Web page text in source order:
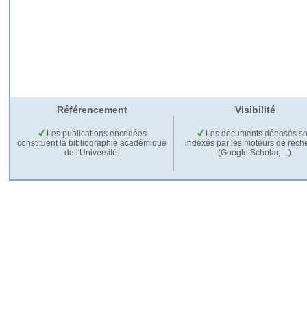
Référencement Visibilité
Les publications encodées
constituent la bibliographie académique
de l'Université.
Les documents déposés
indexés par les moteurs de
(Google Scholar,…).